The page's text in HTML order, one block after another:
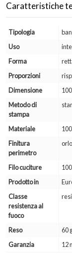
Caratteristiche
Tipologia
Uso
Forma
Proporzioni
Dimensione
Metodo di
stampa
Materiale
Finitura
perimetro
Filo cuciture
Prodotto in
Classe
resistenza al
fuoco
Reso
60
Garanzia
12